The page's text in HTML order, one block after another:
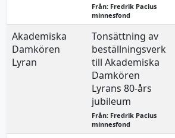
Från: Fredrik Pacius
minnesfond
Akademiska
Damkören
Lyran
Tonsättning av
beställningsverk
till Akademiska
Damkören
Lyrans 80-års
jubileum
Från: Fredrik Pacius
minnesfond